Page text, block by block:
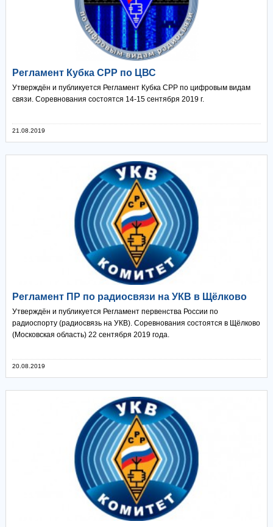
Регламент Кубка СРР по ЦВС
Утверждён и публикуется Регламент Кубка СРР по цифровым видам
связи. Соревнования состоятся 14-15 сентября 2019 г.
21.08.2019
Регламент ПР по радиосвязи на УКВ в Щёлково
Утверждён и публикуется Регламент первенства России по
радиоспорту (радиосвязь на УКВ). Соревнования состоятся в Щёлково
(Московская область) 22 сентября 2019 года.
20.08.2019